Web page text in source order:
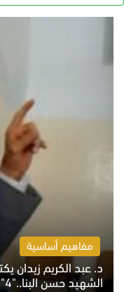
مفاهيم أساسية
د. عبد الكريم زيدان
الشهيد حسن البنا.."4"